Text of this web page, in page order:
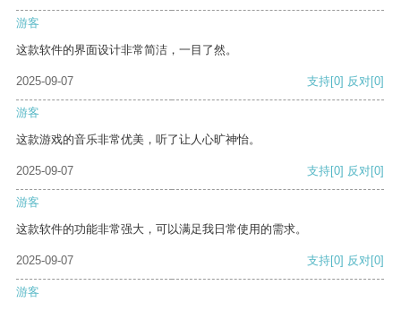
游客
这款软件的界面设计非常简洁，一目了然。
2025-09-07 支持[0] 反对[0]
游客
这款游戏的音乐非常优美，听了让人心旷神怡。
2025-09-07 支持[0] 反对[0]
游客
这款软件的功能非常强大，可以满足我日常使用的需求。
2025-09-07 支持[0] 反对[0]
游客